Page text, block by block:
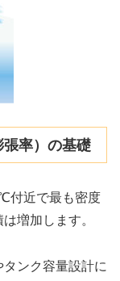
率）の基礎
付近で最も密度
増加します。
ンク容量設計に